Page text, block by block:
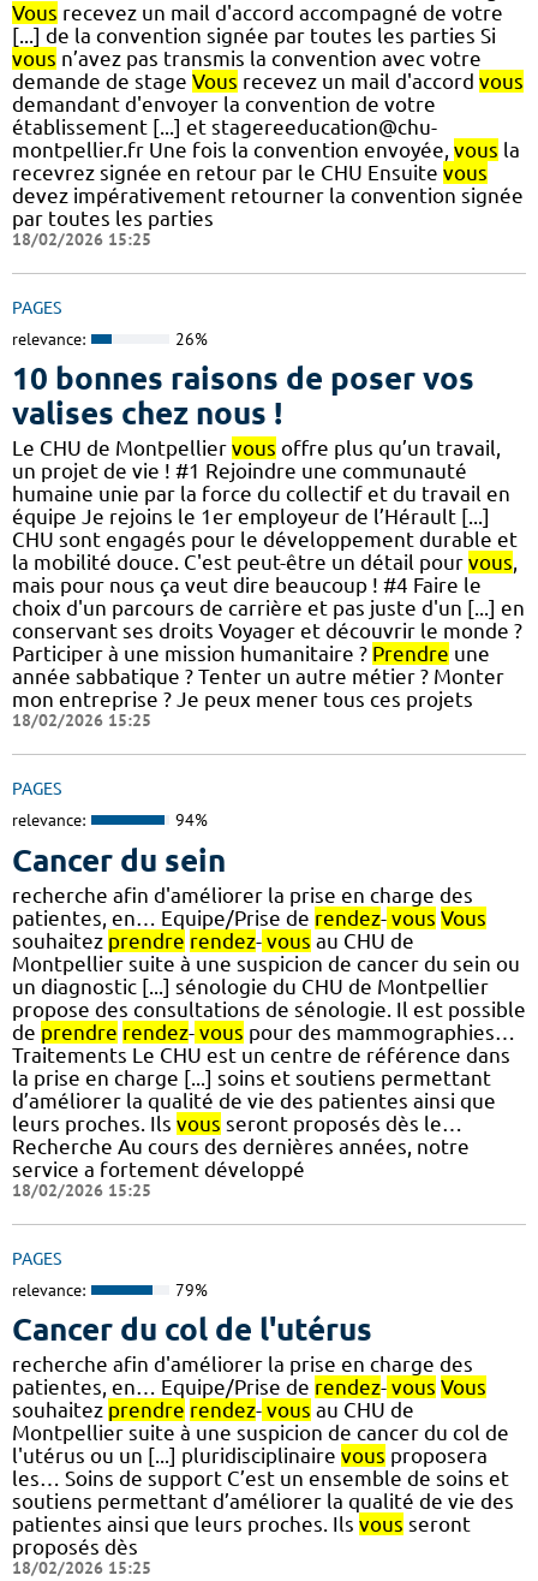
Vous recevez un mail d'accord accompagné de votre
[...] de la convention signée par toutes les parties Si
vous n’avez pas transmis la convention avec votre
demande de stage Vous recevez un mail d'accord vous
demandant d'envoyer la convention de votre
établissement [...] et stagereeducation@chu-
montpellier.fr Une fois la convention envoyée, vous la
recevrez signée en retour par le CHU Ensuite vous
devez impérativement retourner la convention signée
par toutes les parties
18/02/2026 15:25
PAGES
relevance: 26%
10 bonnes raisons de poser vos
valises chez nous !
Le CHU de Montpellier vous offre plus qu’un travail,
un projet de vie ! #1 Rejoindre une communauté
humaine unie par la force du collectif et du travail en
équipe Je rejoins le 1er employeur de l’Hérault [...]
CHU sont engagés pour le développement durable et
la mobilité douce. C'est peut-être un détail pour vous,
mais pour nous ça veut dire beaucoup ! #4 Faire le
choix d'un parcours de carrière et pas juste d'un [...] en
conservant ses droits Voyager et découvrir le monde ?
Participer à une mission humanitaire ? Prendre une
année sabbatique ? Tenter un autre métier ? Monter
mon entreprise ? Je peux mener tous ces projets
18/02/2026 15:25
PAGES
relevance: 94%
Cancer du sein
recherche afin d'améliorer la prise en charge des
patientes, en… Equipe/Prise de rendez- vous Vous
souhaitez prendre rendez- vous au CHU de
Montpellier suite à une suspicion de cancer du sein ou
un diagnostic [...] sénologie du CHU de Montpellier
propose des consultations de sénologie. Il est possible
de prendre rendez- vous pour des mammographies…
Traitements Le CHU est un centre de référence dans
la prise en charge [...] soins et soutiens permettant
d’améliorer la qualité de vie des patientes ainsi que
leurs proches. Ils vous seront proposés dès le…
Recherche Au cours des dernières années, notre
service a fortement développé
18/02/2026 15:25
PAGES
relevance: 79%
Cancer du col de l'utérus
recherche afin d'améliorer la prise en charge des
patientes, en… Equipe/Prise de rendez- vous Vous
souhaitez prendre rendez- vous au CHU de
Montpellier suite à une suspicion de cancer du col de
l'utérus ou un [...] pluridisciplinaire vous proposera
les… Soins de support C’est un ensemble de soins et
soutiens permettant d’améliorer la qualité de vie des
patientes ainsi que leurs proches. Ils vous seront
proposés dès
18/02/2026 15:25